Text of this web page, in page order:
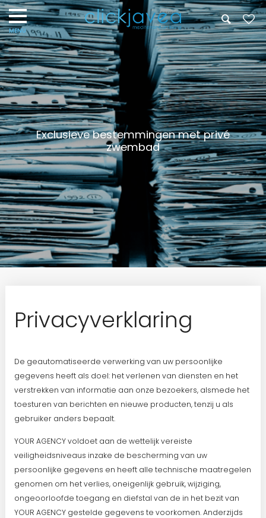
Exclusieve bestemmingen met privé
zwembad
Privacyverklaring
De geautomatiseerde verwerking van uw persoonlijke
gegevens heeft als doel: het verlenen van diensten en het
verstrekken van informatie aan onze bezoekers, alsmede het
toesturen van berichten en nieuwe producten, tenzij u als
gebruiker anders bepaalt.
YOUR AGENCY voldoet aan de wettelijk vereiste
veiligheidsniveaus inzake de bescherming van uw
persoonlijke gegevens en heeft alle technische maatregelen
genomen om het verlies, oneigenlijk gebruik, wijziging,
ongeoorloofde toegang en diefstal van de in het bezit van
YOUR AGENCY gestelde gegevens te voorkomen. Anderzijds